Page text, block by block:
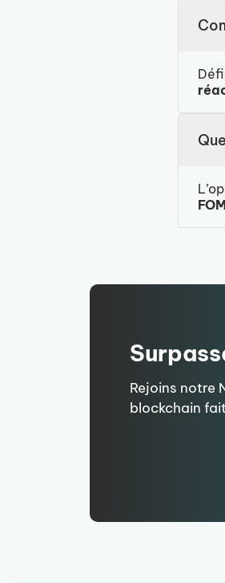
Rejoins notre
blockchain